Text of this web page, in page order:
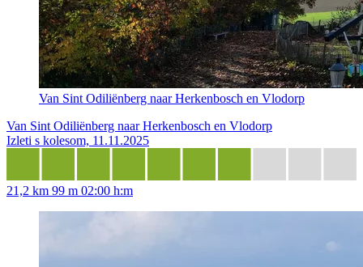
Van Sint Odiliënberg naar Herkenbosch en Vlodorp
Van Sint Odiliënberg naar Herkenbosch en Vlodorp
Izleti s kolesom, 11.11.2025
21,2 km 99 m 02:00 h:m